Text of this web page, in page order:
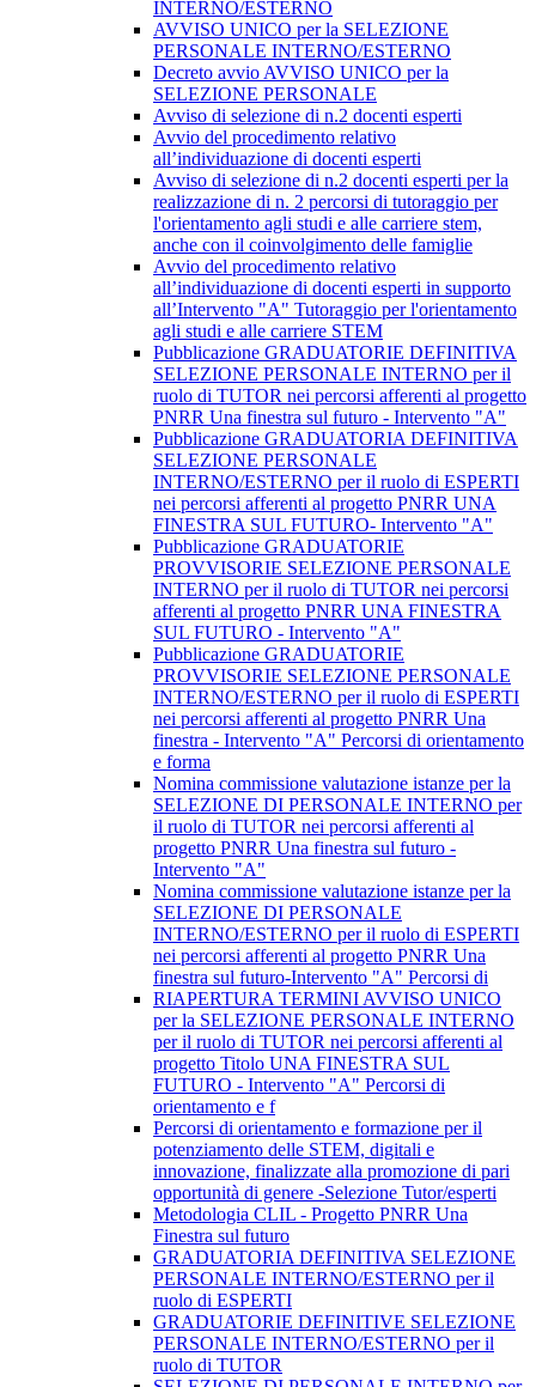
INTERNO/ESTERNO
AVVISO UNICO per la SELEZIONE
PERSONALE INTERNO/ESTERNO
Decreto avvio AVVISO UNICO per la
SELEZIONE PERSONALE
Avviso di selezione di n.2 docenti esperti
Avvio del procedimento relativo
all’individuazione di docenti esperti
Avviso di selezione di n.2 docenti esperti per la
realizzazione di n. 2 percorsi di tutoraggio per
l'orientamento agli studi e alle carriere stem,
anche con il coinvolgimento delle famiglie
Avvio del procedimento relativo
all’individuazione di docenti esperti in supporto
all’Intervento "A" Tutoraggio per l'orientamento
agli studi e alle carriere STEM
Pubblicazione GRADUATORIE DEFINITIVA
SELEZIONE PERSONALE INTERNO per il
ruolo di TUTOR nei percorsi afferenti al progetto
PNRR Una finestra sul futuro - Intervento "A"
Pubblicazione GRADUATORIA DEFINITIVA
SELEZIONE PERSONALE
INTERNO/ESTERNO per il ruolo di ESPERTI
nei percorsi afferenti al progetto PNRR UNA
FINESTRA SUL FUTURO- Intervento "A"
Pubblicazione GRADUATORIE
PROVVISORIE SELEZIONE PERSONALE
INTERNO per il ruolo di TUTOR nei percorsi
afferenti al progetto PNRR UNA FINESTRA
SUL FUTURO - Intervento "A"
Pubblicazione GRADUATORIE
PROVVISORIE SELEZIONE PERSONALE
INTERNO/ESTERNO per il ruolo di ESPERTI
nei percorsi afferenti al progetto PNRR Una
finestra - Intervento "A" Percorsi di orientamento
e forma
Nomina commissione valutazione istanze per la
SELEZIONE DI PERSONALE INTERNO per
il ruolo di TUTOR nei percorsi afferenti al
progetto PNRR Una finestra sul futuro -
Intervento "A"
Nomina commissione valutazione istanze per la
SELEZIONE DI PERSONALE
INTERNO/ESTERNO per il ruolo di ESPERTI
nei percorsi afferenti al progetto PNRR Una
finestra sul futuro-Intervento "A" Percorsi di
RIAPERTURA TERMINI AVVISO UNICO
per la SELEZIONE PERSONALE INTERNO
per il ruolo di TUTOR nei percorsi afferenti al
progetto Titolo UNA FINESTRA SUL
FUTURO - Intervento "A" Percorsi di
orientamento e f
Percorsi di orientamento e formazione per il
potenziamento delle STEM, digitali e
innovazione, finalizzate alla promozione di pari
opportunità di genere -Selezione Tutor/esperti
Metodologia CLIL - Progetto PNRR Una
Finestra sul futuro
GRADUATORIA DEFINITIVA SELEZIONE
PERSONALE INTERNO/ESTERNO per il
ruolo di ESPERTI
GRADUATORIE DEFINITIVE SELEZIONE
PERSONALE INTERNO/ESTERNO per il
ruolo di TUTOR